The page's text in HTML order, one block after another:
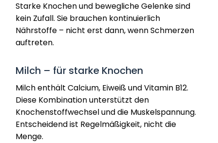
Starke Knochen und bewegliche Gelenke sind
kein Zufall. Sie brauchen kontinuierlich
Nährstoffe – nicht erst dann, wenn Schmerzen
auftreten.
Milch – für starke Knochen
Milch enthält Calcium, Eiweiß und Vitamin B12.
Diese Kombination unterstützt den
Knochenstoffwechsel und die Muskelspannung.
Entscheidend ist Regelmäßigkeit, nicht die
Menge.